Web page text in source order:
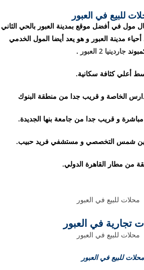
للبيع في العبور
مول في أفضل موقع بمدينة العبور بالحي الثاني
مدينة العبور و هو يعد أيضا المول الخدمي
جاردينيا 2 العبور .
أعلي كثافة سكانية.
الخاصة و قريب جدا من منطقة البنوك
و قريب جدا من جامعة بنها الجديدة.
شمس التخصصي و مستشفي فريد حبيب.
تجارية في العبور
محلات للبيع في العبور